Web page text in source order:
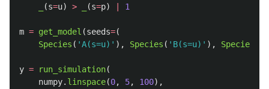
(s=u) > (s=p) 1
m = get_model (seeds=(
Species ( 'A(s=u) ' ), Species ( ' B(s=u) ' ), Species
y = run_simulation(
numpy. linspace(0, 5, 100),